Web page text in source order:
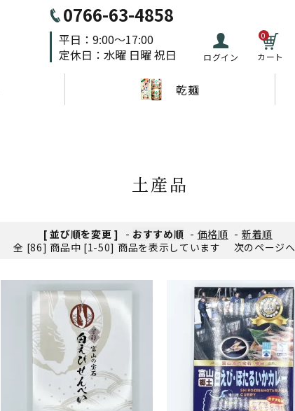
0766-63-4858
平日：9:00～17:00
定休日：水曜 日曜 祝日
ログイン
0
カート
乾麺
土産品
[ 並び順を変更 ] - おすすめ順 - 価格順 - 新着順
全 [86] 商品中 [1-50] 商品を表示しています
次のページへ